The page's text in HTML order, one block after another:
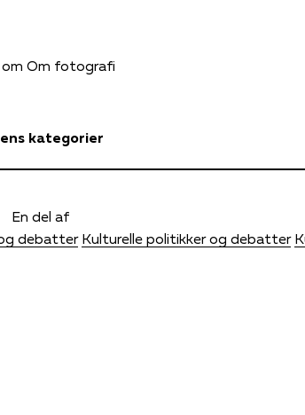
om Om fotografi
kategorier
En del af
debatter Kulturelle politikker og debatter